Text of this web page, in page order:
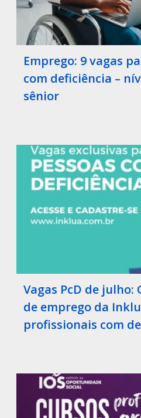
Emprego: 9 vagas
com deficiência –
sênior
Vagas PcD de julho:
de emprego da
profissionais com